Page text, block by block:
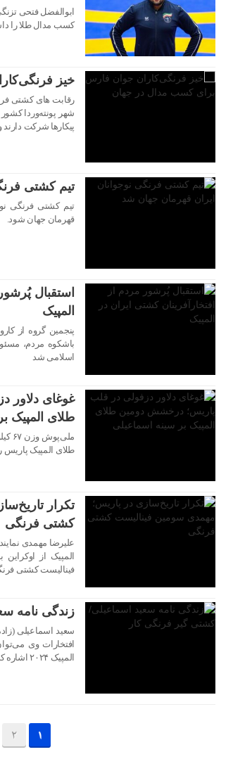
کسب مدال طلا را
۱۲ شهریور ۱۴۰۳
خیز
شهر پونته‌وردا
پیکارها شرکت
تیم کشتی
قهرمان جهان شود.
استقبال
المپیک
پنجمین گروه از
باشکوه مردم،
اسلامی شد
غوغای دلاور
طلای المپیک
طلای المپیک پاریس
تکرار
کشتی فرنگی
المپیک از
فینالیست کشتی
زندگی نامه
المپیک ۲۰۲۴ اشاره کرد.
1
2